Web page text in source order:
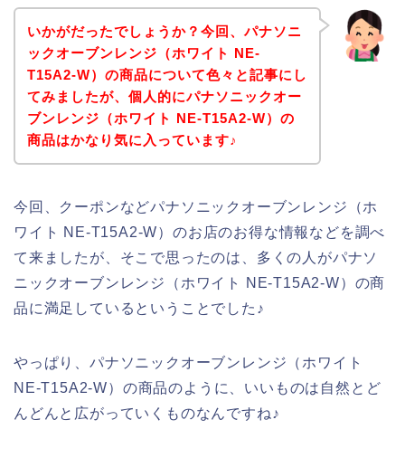
いかがだったでしょうか？今回、パナソニ
ックオーブンレンジ（ホワイト NE-
T15A2-W）の商品について色々と記事にし
てみましたが、個人的にパナソニックオー
ブンレンジ（ホワイト NE-T15A2-W）の
商品はかなり気に入っています♪
今回、クーポンなどパナソニックオーブンレンジ（ホ
ワイト NE-T15A2-W）のお店のお得な情報などを調べ
て来ましたが、そこで思ったのは、多くの人がパナソ
ニックオーブンレンジ（ホワイト NE-T15A2-W）の商
品に満足しているということでした♪
やっぱり、パナソニックオーブンレンジ（ホワイト
NE-T15A2-W）の商品のように、いいものは自然とど
んどんと広がっていくものなんですね♪